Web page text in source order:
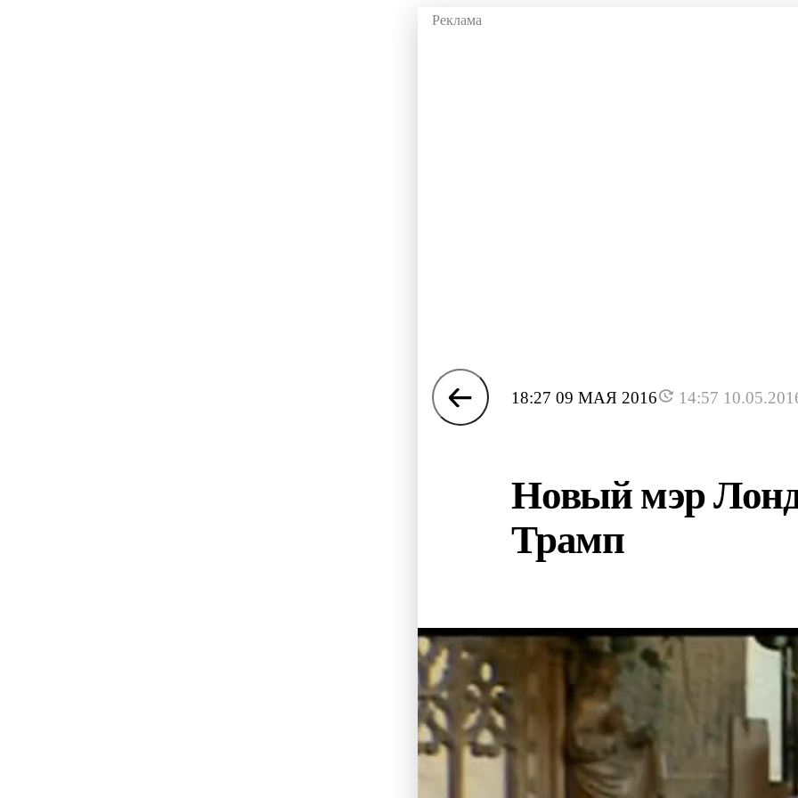
18:27 09 МАЯ 2016 14:57
Новый мэр
Трамп